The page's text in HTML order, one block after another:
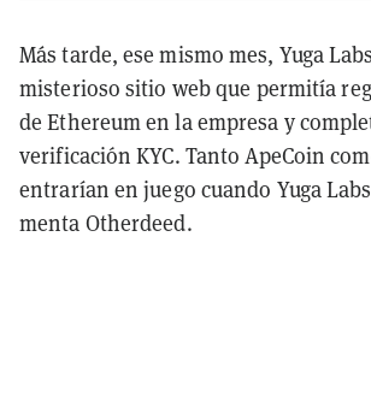
Más tarde, ese mismo mes, Yuga
misterioso sitio web que permitía
de Ethereum en la empresa y
verificación KYC. Tanto ApeCoin
entrarían en juego cuando Yuga
menta Otherdeed.